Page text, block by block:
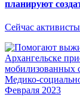
планируют
Сейчас
Медико-
Февраля 2023